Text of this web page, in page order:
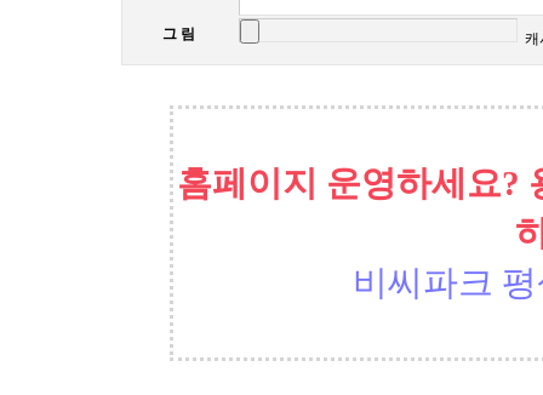
그 림 캐
홈페이지 운영하세요?
비씨파크